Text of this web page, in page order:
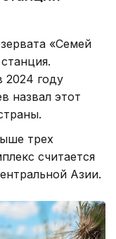
«Семей
2024 году
назвал этот
трех
считается
Азии.